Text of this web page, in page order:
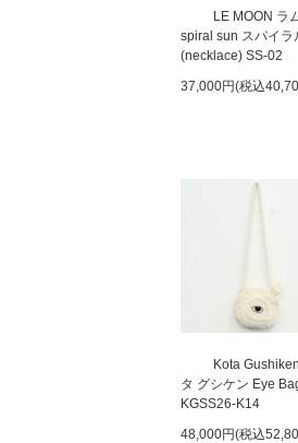
LE MOON ラ
spiral sun スパイラ
(necklace) SS-02
37,000円(税込
Kota
タ グシケン Eye
KGSS26-K14
48,000円(税込